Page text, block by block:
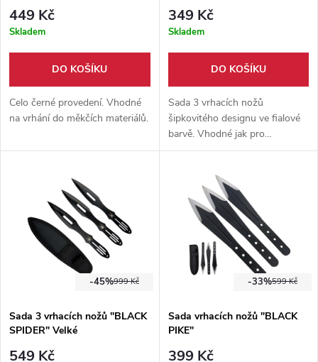
449 Kč
Skladem
DO KOŠÍKU
Celo černé provedení. Vhodné
na vrhání do měkčích materiálů.
349 Kč
Skladem
DO KOŠÍKU
Sada 3 vrhacích nožů
šipkovitého designu ve fialové
barvě. Vhodné jak pro
začátečníky tak pokročilé
pevné nylonové pouzdro.
Sada 3 vrhacích nožů
šipkovitého designu ve fialové
barvě. Vhodné jak pro
začátečníky tak pokročilé
vrhače. Součástí balení je i
pevné nylonové pouzdro.
barvě. Vhodné jak pro
začátečníky tak pokročilé
vrhače. Součástí balení je i
999 Kč
-45%
Sada 3 vrhacích nožů "BLACK
SPIDER" Velké
549 Kč
599 Kč
-33%
Sada vrhacích nožů "BLACK
PIKE"
399 Kč